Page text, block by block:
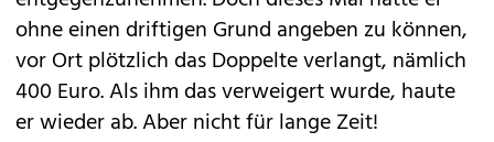
ohne einen driftigen Grund angeben zu können,
vor Ort plötzlich das Doppelte verlangt, nämlich
400 Euro. Als ihm das verweigert wurde, haute
er wieder ab. Aber nicht für lange Zeit!